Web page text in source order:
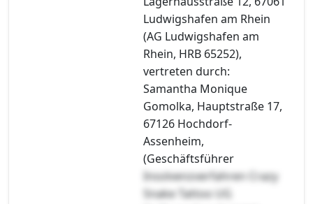
Ludwigshafen am Rhein
(AG Ludwigshafen am
Rhein, HRB 65252),
vertreten durch:
Samantha Monique
Gomolka, Hauptstraße 17,
67126 Hochdorf-
Assenheim,
(Geschäftsführer
Insolvenzverfahren Crazy
Snake Tattoo UG